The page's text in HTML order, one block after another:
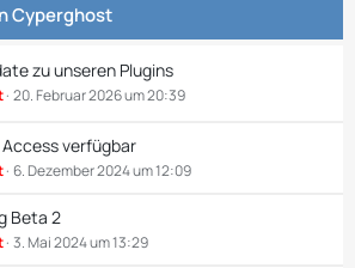
Cyperghost
zu unseren Plugins
20. Februar 2026 um 20:39
verfügbar
6. Dezember 2024 um 12:09
Beta 2
3. Mai 2024 um 13:29